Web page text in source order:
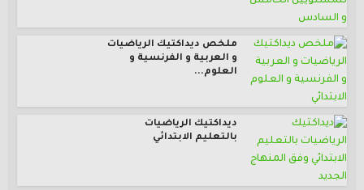
ملخص ديداكتيك الرياضيات
و العربية و الفرنسية و
العلوم...
ديداكتيك الرياضيات
بالتعليم الابتدائي